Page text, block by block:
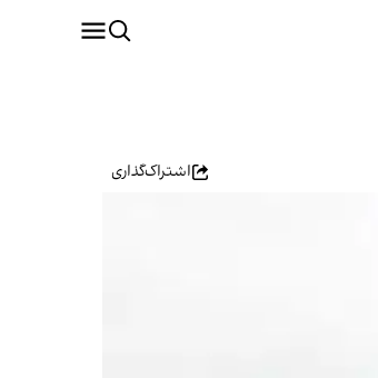
اشتراک‌گذاری